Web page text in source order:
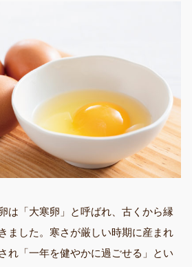
は「大寒卵」と呼ばれ、古くから縁
ました。寒さが厳しい時期に産まれ
れ「一年を健やかに過ごせる」とい